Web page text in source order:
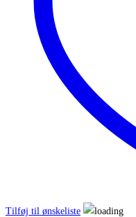
Tilføj til ønskeliste